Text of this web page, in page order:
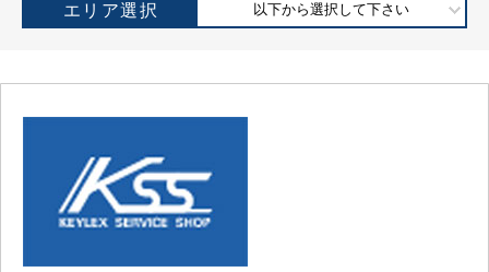
エリア選択 以下から選択して下さい